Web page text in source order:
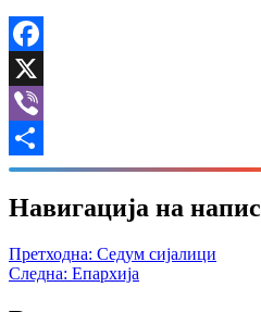
Facebook
X
Viber
Share
Навигација на напис
Претходна: Седум сијалици
Следна: Епархија